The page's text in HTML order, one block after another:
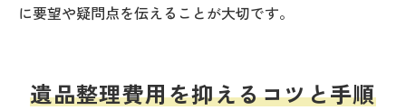
に要望や疑問点を伝えることが大切です。
遺品整理費用を抑えるコツと手順